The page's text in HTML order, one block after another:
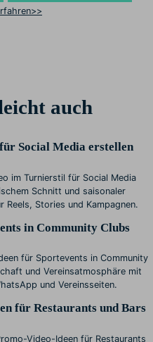
auch
Social Media erstellen
im Turnierstil für Social Media
Schnitt und saisonaler
Stories und Kampagnen.
in Community Clubs
für Sportevents in Community
und Vereinsatmosphäre mit
und Vereinsseiten.
für Restaurants und Bars
Video-Ideen für Restaurants